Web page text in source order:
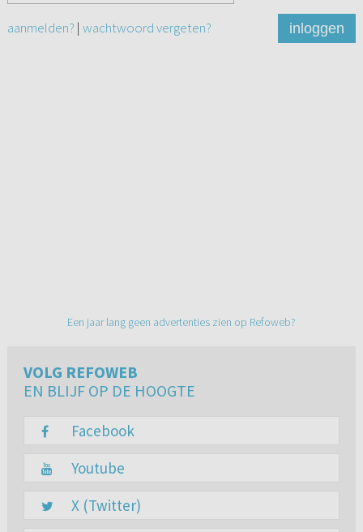
aanmelden? | wachtwoord vergeten? inloggen
Een jaar lang geen advertenties zien op Refoweb?
VOLG REFOWEB
EN BLIJF OP DE HOOGTE
Facebook
Youtube
X (Twitter)